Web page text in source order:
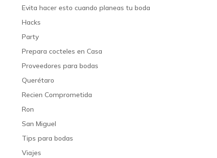
Evita hacer esto cuando planeas tu boda
Hacks
Party
Prepara cocteles en Casa
Proveedores para bodas
Querétaro
Recien Comprometida
Ron
San Miguel
Tips para bodas
Viajes